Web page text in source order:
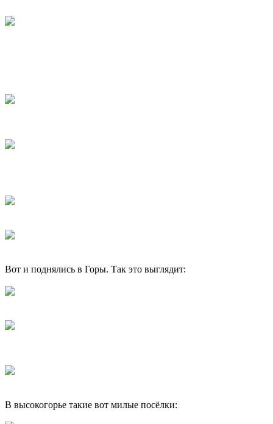
Вот и поднялись в Горы. Так это выглядит:
В высокогорье такие вот милые посёлки: